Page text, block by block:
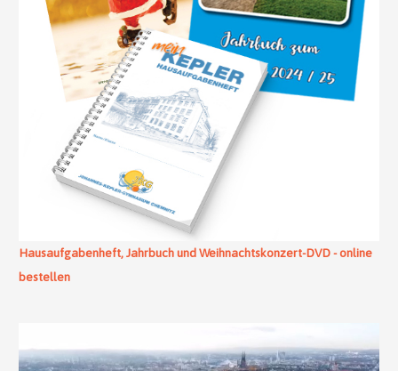
Hausaufgabenheft, Jahrbuch und Weihnachtskonzert-DVD - online
bestellen